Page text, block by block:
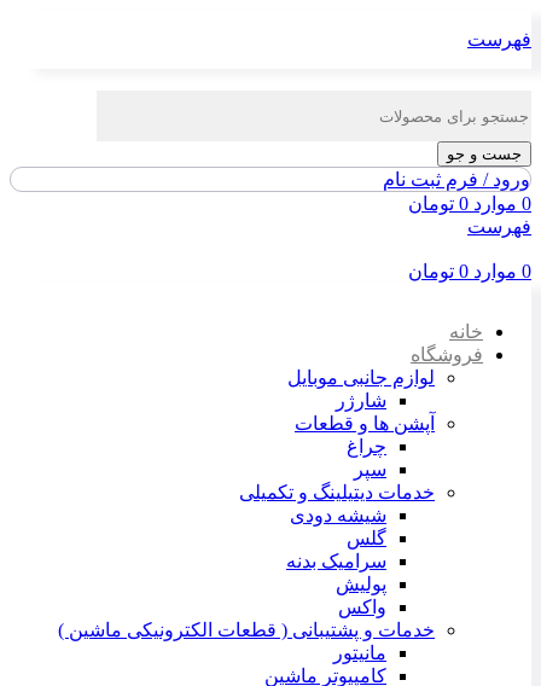
فهرست
جست و جو
ورود / فرم ثبت نام
0 موارد 0 تومان
فهرست
0 موارد 0 تومان
خانه
فروشگاه
لوازم جانبی موبایل
شارژر
آپشن ها و قطعات
چراغ
سپر
خدمات دیتیلینگ و تکمیلی
شیشه دودی
گلس
سرامیک بدنه
پولیش
واکس
خدمات و پشتیبانی ( قطعات الکترونیکی ماشین )
مانیتور
کامپیوتر ماشین